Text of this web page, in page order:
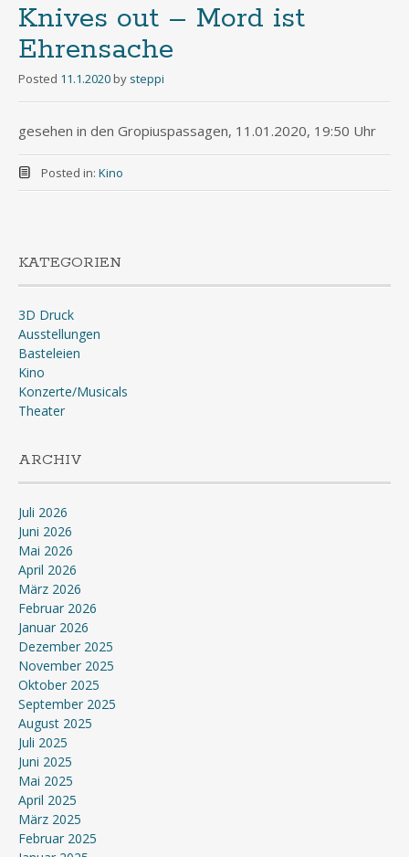
Knives out – Mord ist
Ehrensache
Posted 11.1.2020 by steppi
gesehen in den Gropiuspassagen, 11.01.2020, 19:50 Uhr
Posted in: Kino
KATEGORIEN
3D Druck
Ausstellungen
Basteleien
Kino
Konzerte/Musicals
Theater
ARCHIV
Juli 2026
Juni 2026
Mai 2026
April 2026
März 2026
Februar 2026
Januar 2026
Dezember 2025
November 2025
Oktober 2025
September 2025
August 2025
Juli 2025
Juni 2025
Mai 2025
April 2025
März 2025
Februar 2025